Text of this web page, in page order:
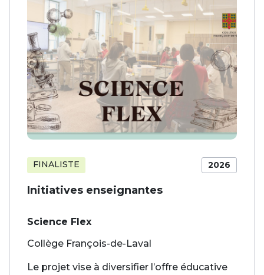
2026
FINALISTE
Initiatives enseignantes
Science Flex
Collège François-de-Laval
Le projet vise à diversifier l’offre éducative